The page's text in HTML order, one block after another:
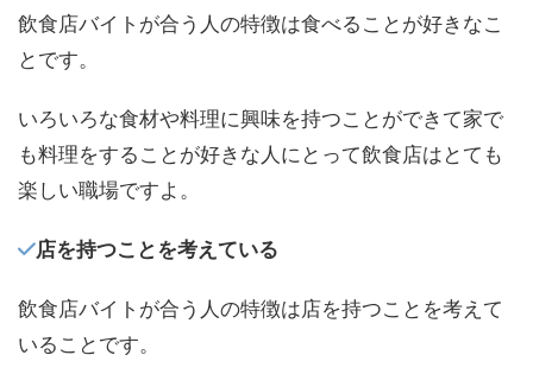
飲食店バイトが合う人の特徴は食べることが好きなこ
とです。
いろいろな食材や料理に興味を持つことができて家で
も料理をすることが好きな人にとって飲食店はとても
楽しい職場ですよ。
店を持つことを考えている
飲食店バイトが合う人の特徴は店を持つことを考えて
いることです。